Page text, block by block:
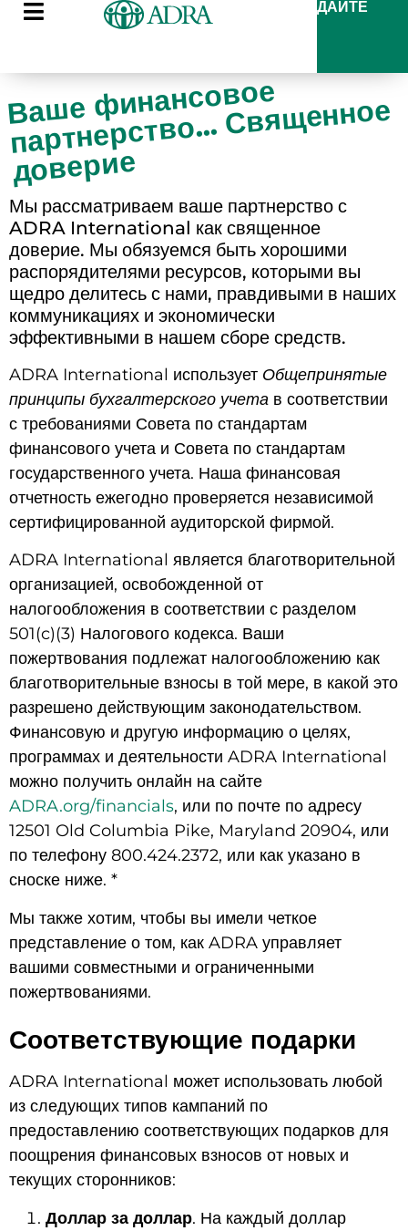
ДАЙТЕ
Ва
ше
финансовое
партнерство...
Свя
щенное
доверие
Мы рассматриваем ваше партнерство с
ADRA International как священное
доверие. Мы обязуемся быть хорошими
распорядителями ресурсов, которыми вы
щедро делитесь с нами, правдивыми в наших
коммуникациях и экономически
эффективными в нашем сборе средств.
ADRA International использует Общепринятые
принципы бухгалтерского учета в соответствии
с требованиями Совета по стандартам
финансового учета и Совета по стандартам
государственного учета. Наша финансовая
отчетность ежегодно проверяется независимой
сертифицированной аудиторской фирмой.
ADRA International является благотворительной
организацией, освобожденной от
налогообложения в соответствии с разделом
501(c)(3) Налогового кодекса. Ваши
пожертвования подлежат налогообложению как
благотворительные взносы в той мере, в какой это
разрешено действующим законодательством.
Финансовую и другую информацию о целях,
программах и деятельности ADRA International
можно получить онлайн на сайте
ADRA.org/financials, или по почте по адресу
12501 Old Columbia Pike, Maryland 20904, или
по телефону 800.424.2372, или как указано в
сноске ниже. *
Мы также хотим, чтобы вы имели четкое
представление о том, как ADRA управляет
вашими совместными и ограниченными
пожертвованиями.
Соответствующие подарки
ADRA International может использовать любой
из следующих типов кампаний по
предоставлению соответствующих подарков для
поощрения финансовых взносов от новых и
текущих сторонников:
Доллар за доллар. На каждый доллар